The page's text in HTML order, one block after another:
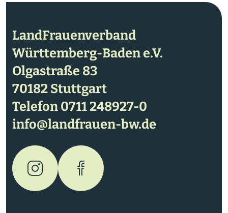
LandFrauenverband
Württemberg-Baden e.V.
Olgastraße 83
70182 Stuttgart
Telefon0711 248927-0
info@landfrauen-bw.de